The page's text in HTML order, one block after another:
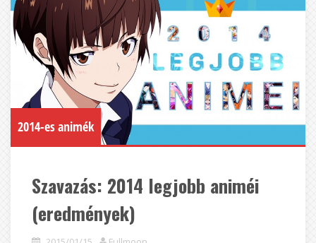
2014-es animék
Szavazás: 2014 legjobb animéi
(eredmények)